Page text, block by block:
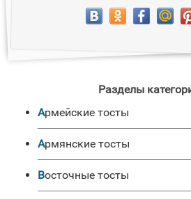
Разделы
Армейские тосты
Армянские тосты
Восточные тосты